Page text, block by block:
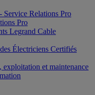
Service Relations Pro
Pro
Legrand Cable
Électriciens Certifiés
exploitation et maintenance